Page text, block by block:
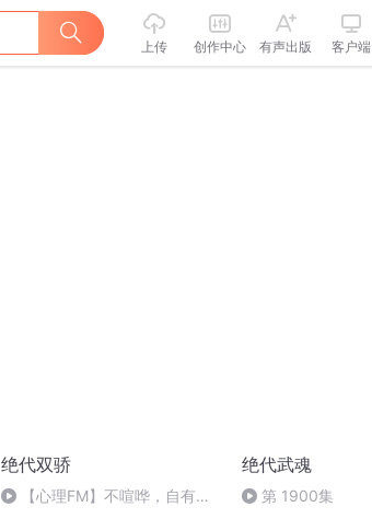
上传 创作中心 有声出版 客户端
绝代双骄
【心理FM】不喧哗，自有声-
绝代武魂
第 1900集